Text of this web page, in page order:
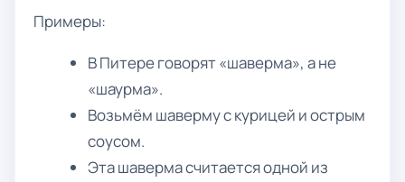
Примеры:
В Питере говорят «шаверма», а не
«шаурма».
Возьмём шаверму с курицей и острым
соусом.
Эта шаверма считается одной из